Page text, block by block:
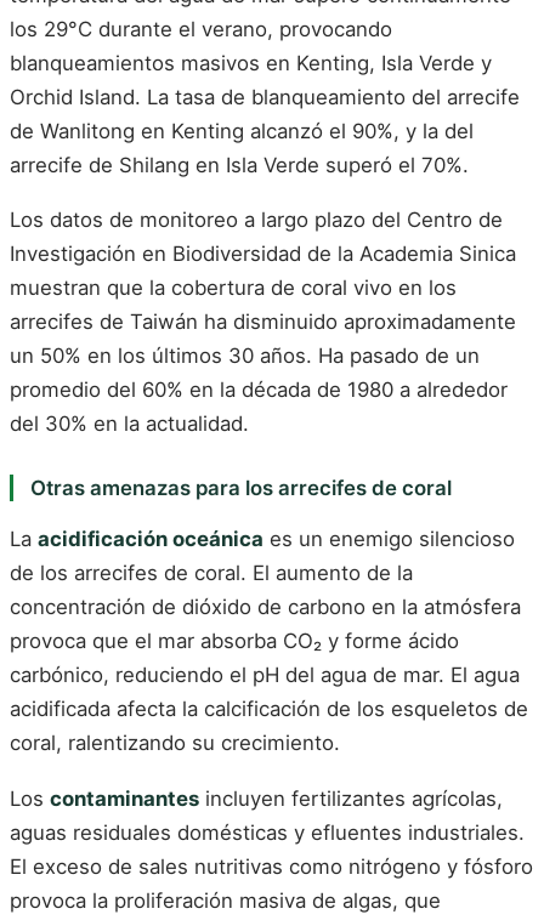
los 29°C durante el verano, provocando
blanqueamientos masivos en Kenting, Isla Verde y
Orchid Island. La tasa de blanqueamiento del arrecife
de Wanlitong en Kenting alcanzó el 90%, y la del
arrecife de Shilang en Isla Verde superó el 70%.
Los datos de monitoreo a largo plazo del Centro de
Investigación en Biodiversidad de la Academia Sinica
muestran que la cobertura de coral vivo en los
arrecifes de Taiwán ha disminuido aproximadamente
un 50% en los últimos 30 años. Ha pasado de un
promedio del 60% en la década de 1980 a alrededor
del 30% en la actualidad.
Otras amenazas para los arrecifes de coral
La acidificación oceánica es un enemigo silencioso
de los arrecifes de coral. El aumento de la
concentración de dióxido de carbono en la atmósfera
provoca que el mar absorba CO₂ y forme ácido
carbónico, reduciendo el pH del agua de mar. El agua
acidificada afecta la calcificación de los esqueletos de
coral, ralentizando su crecimiento.
Los contaminantes incluyen fertilizantes agrícolas,
aguas residuales domésticas y efluentes industriales.
El exceso de sales nutritivas como nitrógeno y fósforo
provoca la proliferación masiva de algas, que